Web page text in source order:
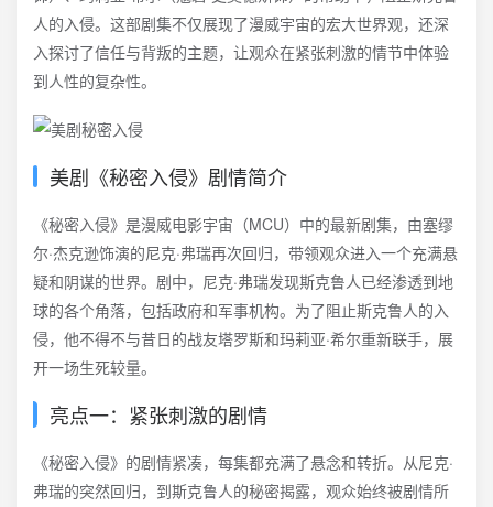
人的入侵。这部剧集不仅展现了漫威宇宙的宏大世界观，还深
入探讨了信任与背叛的主题，让观众在紧张刺激的情节中体验
到人性的复杂性。
美剧《秘密入侵》剧情简介
《秘密入侵》是漫威电影宇宙（MCU）中的最新剧集，由塞缪
尔·杰克逊饰演的尼克·弗瑞再次回归，带领观众进入一个充满悬
疑和阴谋的世界。剧中，尼克·弗瑞发现斯克鲁人已经渗透到地
球的各个角落，包括政府和军事机构。为了阻止斯克鲁人的入
侵，他不得不与昔日的战友塔罗斯和玛莉亚·希尔重新联手，展
开一场生死较量。
亮点一：紧张刺激的剧情
《秘密入侵》的剧情紧凑，每集都充满了悬念和转折。从尼克·
弗瑞的突然回归，到斯克鲁人的秘密揭露，观众始终被剧情所